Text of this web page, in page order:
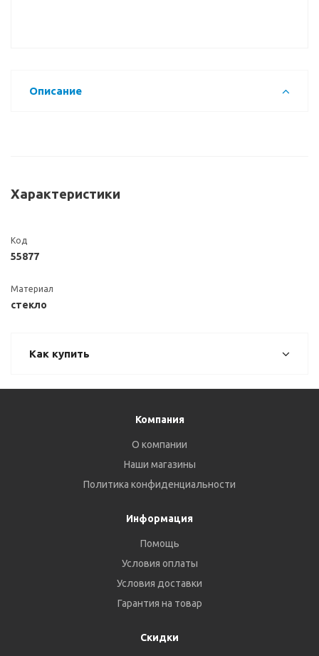
Описание
Характеристики
Код
55877
Материал
стекло
Как купить
Компания
О компании
Наши магазины
Политика конфиденциальности
Информация
Помощь
Условия оплаты
Условия доставки
Гарантия на товар
Скидки